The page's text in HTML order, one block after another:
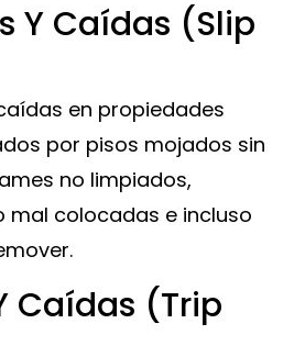
Y Caídas (Slip
en propiedades
por pisos mojados sin
no limpiados,
colocadas e incluso
Caídas (Trip